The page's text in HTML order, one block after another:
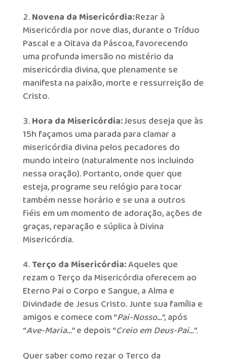
Novena da Misericórdia:Rezar à
Misericórdia por nove dias, durante o Tríduo
Pascal e a Oitava da Páscoa, favorecendo
uma profunda imersão no mistério da
misericórdia divina, que plenamente se
manifesta na paixão, morte e ressurreição de
Cristo.
Hora da Misericórdia:Jesus deseja que às
15h façamos uma parada para clamar a
misericórdia divina pelos pecadores do
mundo inteiro (naturalmente nos incluindo
nessa oração). Portanto, onde quer que
esteja, programe seu relógio para tocar
também nesse horário e se una a outros
fiéis em um momento de adoração, ações de
graças, reparação e súplica à Divina
Misericórdia.
Terço da Misericórdia:Aqueles que
rezam o Terço da Misericórdia oferecem ao
Eterno Pai o Corpo e Sangue, a Alma e
Divindade de Jesus Cristo. Junte sua família e
amigos e comece com “Pai-Nosso…”, após
“Ave-Maria…” e depois “Creio em Deus-Pai…”.
Quer saber como rezar o Terço da